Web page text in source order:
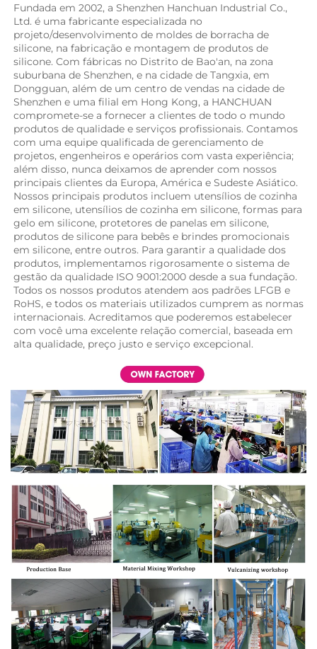
Fundada em 2002, a Shenzhen Hanchuan Industrial Co.,
Ltd. é uma fabricante especializada no
projeto/desenvolvimento de moldes de borracha de
silicone, na fabricação e montagem de produtos de
silicone. Com fábricas no Distrito de Bao'an, na zona
suburbana de Shenzhen, e na cidade de Tangxia, em
Dongguan, além de um centro de vendas na cidade de
Shenzhen e uma filial em Hong Kong, a HANCHUAN
compromete-se a fornecer a clientes de todo o mundo
produtos de qualidade e serviços profissionais. Contamos
com uma equipe qualificada de gerenciamento de
projetos, engenheiros e operários com vasta experiência;
além disso, nunca deixamos de aprender com nossos
principais clientes da Europa, América e Sudeste Asiático.
Nossos principais produtos incluem utensílios de cozinha
em silicone, utensílios de cozinha em silicone, formas para
gelo em silicone, protetores de panelas em silicone,
produtos de silicone para bebês e brindes promocionais
em silicone, entre outros. Para garantir a qualidade dos
produtos, implementamos rigorosamente o sistema de
gestão da qualidade ISO 9001:2000 desde a sua fundação.
Todos os nossos produtos atendem aos padrões LFGB e
RoHS, e todos os materiais utilizados cumprem as normas
internacionais. Acreditamos que poderemos estabelecer
com você uma excelente relação comercial, baseada em
alta qualidade, preço justo e serviço excepcional.